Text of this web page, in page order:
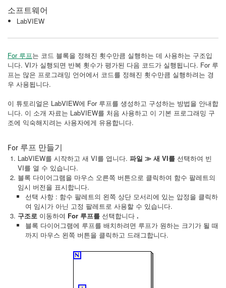
소프트웨어
LabVIEW
For 루프는 코드 블록을 정해진 횟수만큼 실행하는 데 사용하는 구조입
니다. VI가 실행되면 반복 횟수가 평가된 다음 코드가 실행됩니다. For 루
프는 많은 프로그래밍 언어에서 코드를 정해진 횟수만큼 실행하려는 경
우 사용됩니다.
이 튜토리얼은 LabVIEW에 For 루프를 생성하고 구성하는 방법을 안내합
니다. 이 소개 자료는 LabVIEW를 처음 사용하고 이 기본 프로그래밍 구
조에 익숙해지려는 사용자에게 유용합니다.
For 루프 만들기
LabVIEW를 시작하고 새 VI를 엽니다. 파일 ≫ 새 VI를 선택하여 빈
VI를 열 수 있습니다.
블록 다이어그램을 마우스 오른쪽 버튼으로 클릭하여 함수 팔레트의
임시 버전을 표시합니다.
선택 사항 : 함수 팔레트의 왼쪽 상단 모서리에 있는 압정을 클릭하
여 임시가 아닌 고정 팔레트로 사용할 수 있습니다.
구조로 이동하여 For 루프를 선택합니다 .
블록 다이어그램에 루프를 배치하려면 루프가 원하는 크기가 될 때
까지 마우스 왼쪽 버튼을 클릭하고 드래그합니다.